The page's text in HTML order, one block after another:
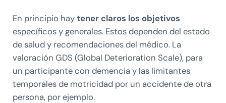
En principio haytener claros los objetivos
específicos y generales. Estos dependen del estado
de salud y recomendaciones del médico. La
valoración GDS (Global Deterioration Scale), para
un participante con demencia y las limitantes
temporales de motricidad por un accidente de otra
persona, por ejemplo.